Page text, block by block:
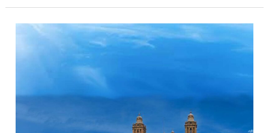
Rueda
Inteligente